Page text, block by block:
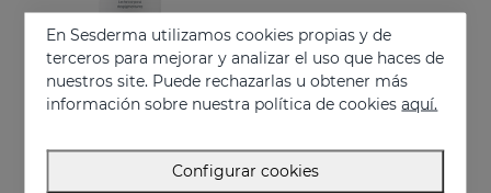
Añadir
HIDRADERM TRX Leche Corporal
En Sesderma utilizamos cookies propias y de
terceros para mejorar y analizar el uso que haces de
nuestros site. Puede rechazarlas u obtener más
información sobre nuestra política de cookiesaquí.
Configurar cookies